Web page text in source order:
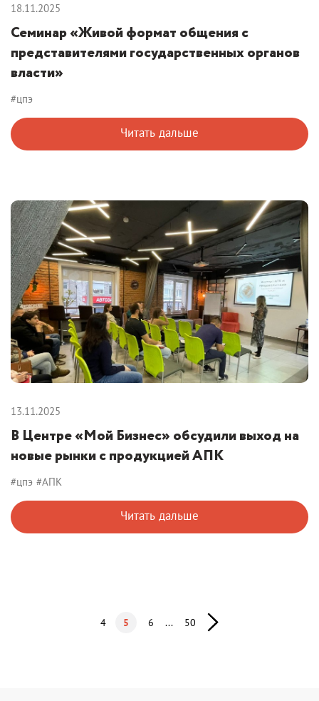
18.11.2025
Семинар «Живой формат общения с
представителями государственных органов
власти»
#цпэ
Читать дальше
13.11.2025
В Центре «Мой Бизнес» обсудили выход на
новые рынки с продукцией АПК
#цпэ #АПК
Читать дальше
4 5 6 ... 50